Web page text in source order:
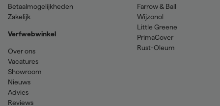
Betaalmogelijkheden
Zakelijk
Verfwebwinkel
Over ons
Vacatures
Showroom
Nieuws
Advies
Reviews
Farrow & Ball
Wijzonol
Little Greene
PrimaCover
Rust-Oleum